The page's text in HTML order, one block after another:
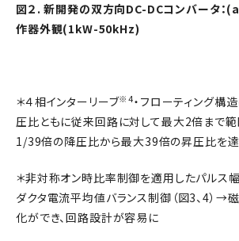
図２. 新開発の双方向DC-DCコンバータ：
作器外観(1kW-50kHz)
＊４相インターリーブ※4・フローティング構
圧比ともに従来回路に対して最大2倍まで
1/39倍の降圧比から最大39倍の昇圧比を達
＊非対称オン時比率制御を適用したパルス
ダクタ電流平均値バランス制御（図3、4）→
化ができ、回路設計が容易に